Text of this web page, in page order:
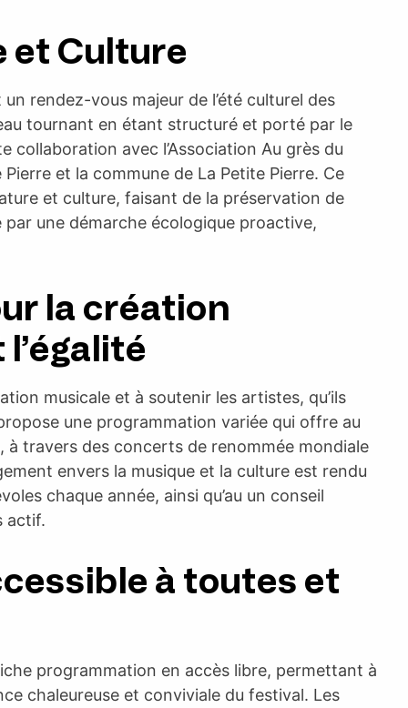
et Culture
rendez-vous majeur de l’été culturel des
tournant en étant structuré et porté par le
collaboration avec l’Association Au grès du
et la commune de La Petite Pierre. Ce
et culture, faisant de la préservation de
une démarche écologique proactive,
la création
musicale et à soutenir les artistes, qu’ils
une programmation variée qui offre au
à travers des concerts de renommée mondiale
envers la musique et la culture est rendu
chaque année, ainsi qu’au un conseil
actif.
à toutes et
programmation en accès libre, permettant à
chaleureuse et conviviale du festival. Les